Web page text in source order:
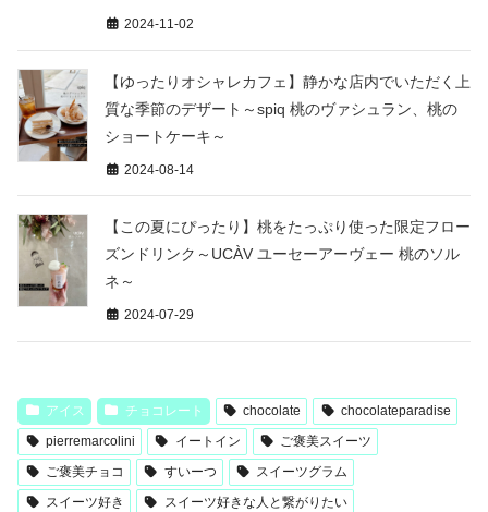
2024-11-02
【ゆったりオシャレカフェ】静かな店内でいただく上
質な季節のデザート～spiq 桃のヴァシュラン、桃の
ショートケーキ～
2024-08-14
【この夏にぴったり】桃をたっぷり使った限定フロー
ズンドリンク～UCÀV ユーセーアーヴェー 桃のソル
ネ～
2024-07-29
アイス チョコレート chocolate
chocolateparadise
pierremarcolini
イートイン
ご褒美スイーツ
ご褒美チョコ
すいーつ
スイーツグラム
スイーツ好き
スイーツ好きな人と繋がりたい